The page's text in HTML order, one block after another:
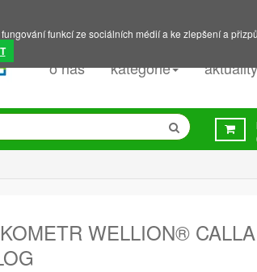
o nás kategorie aktuality
WELLION® CALLA
funkcí ze sociálních médií a ke zlepšení a